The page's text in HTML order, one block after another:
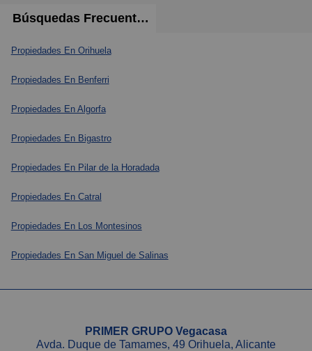
Búsquedas Frecuentes
Propiedades En Orihuela
Propiedades En Benferri
Propiedades En Algorfa
Propiedades En Bigastro
Propiedades En Pilar de la Horadada
Propiedades En Catral
Propiedades En Los Montesinos
Propiedades En San Miguel de Salinas
PRIMER GRUPO Vegacasa
Avda. Duque de Tamames, 49 Orihuela, Alicante